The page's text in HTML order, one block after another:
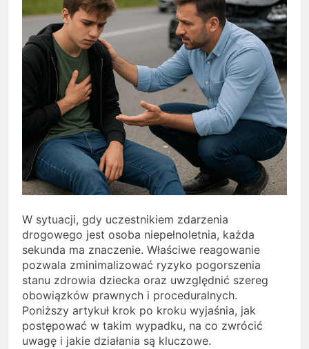
W sytuacji, gdy uczestnikiem zdarzenia
drogowego jest osoba niepełnoletnia, każda
sekunda ma znaczenie. Właściwe reagowanie
pozwala zminimalizować ryzyko pogorszenia
stanu zdrowia dziecka oraz uwzględnić szereg
obowiązków prawnych i proceduralnych.
Poniższy artykuł krok po kroku wyjaśnia, jak
postępować w takim wypadku, na co zwrócić
uwagę i jakie działania są kluczowe.